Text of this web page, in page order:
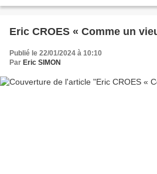
Eric CROES « Comme un
Publié le 22/01/2024 à 10:10
Par Eric SIMON